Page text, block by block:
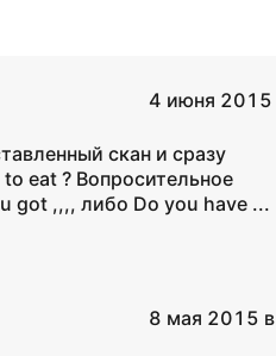
4 июня 2015
скан и сразу
eat ? Вопросительное
got ,,,, либо Do you have ...
8 мая 2015